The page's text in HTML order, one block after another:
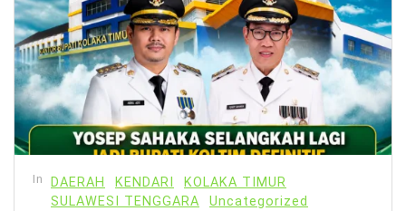
In DAERAH KENDARI
KOLAKA TIMUR
SULAWESI TENGGARA
Uncategorized